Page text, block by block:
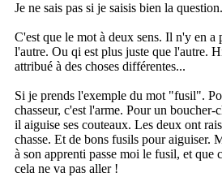
Je ne sais pas si je saisis bien la question.
C'est que le mot à deux sens. Il n'y en a
l'autre. Ou qi est plus juste que l'autre.
attribué à des choses différentes...
Si je prends l'exemple du mot "fusil".
chasseur, c'est l'arme. Pour un boucher-
il aiguise ses couteaux. Les deux ont
chasse. Et de bons fusils pour aiguiser.
à son apprenti passe moi le fusil, et que
cela ne va pas aller !